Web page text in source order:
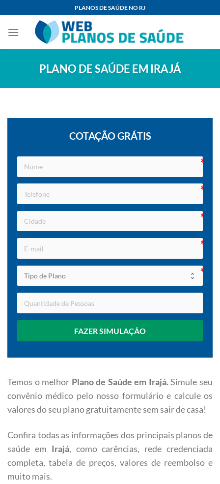
content
PLANOS DE SAÚDE NO RJ
PLANO DE SAÚDE EM IRAJÁ
COTAÇÃO GRÁTIS
FAZER SIMULAÇÃO
Temos o melhor Plano de Saúde em Irajá.Simule seu
convênio médico pelo nosso formulário e calcule os
valores do seu plano gratuitamente sem sair de casa!
Confira todas as informações dos principais planos de
saúde em Irajá, como carências, rede credenciada
completa, tabela de preços, valores de reembolso e
muito mais.